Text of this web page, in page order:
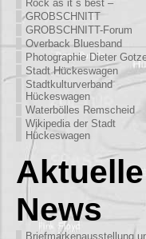
Rock as it´s best –
GROBSCHNITT
GROBSCHNITT-Forum
Overback Bluesband
Photographie Dieter
Stadt Hückeswagen
Stadtkulturverband
Hückeswagen
Waterbölles Remscheid
Wikipedia der Stadt
Hückeswagen
Aktuelle
News
Briefmarkenausstellung